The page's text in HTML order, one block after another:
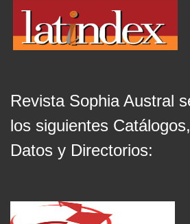
Revista Sophia Austral
los siguientes
Datos y Directorios: